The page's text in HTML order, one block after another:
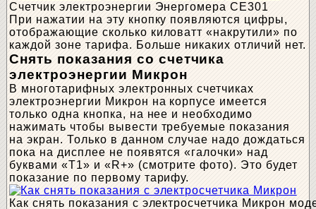
Счетчик электроэнергии Энергомера СЕ301
При нажатии на эту кнопку появляются цифры,
отображающие сколько киловатт «накрутили» по
каждой зоне тарифа. Больше никаких отличий нет.
Снять показания со счетчика
электроэнергии Микрон
В многотарифных электронных счетчиках
электроэнергии Микрон на корпусе имеется
только одна кнопка, на нее и необходимо
нажимать чтобы вывести требуемые показания
на экран. Только в данном случае надо дождаться
пока на дисплее не появятся «галочки» над
буквами «Т1» и «R+» (смотрите фото). Это будет
показание по первому тарифу.
Как снять показания с электросчетчика Микрон